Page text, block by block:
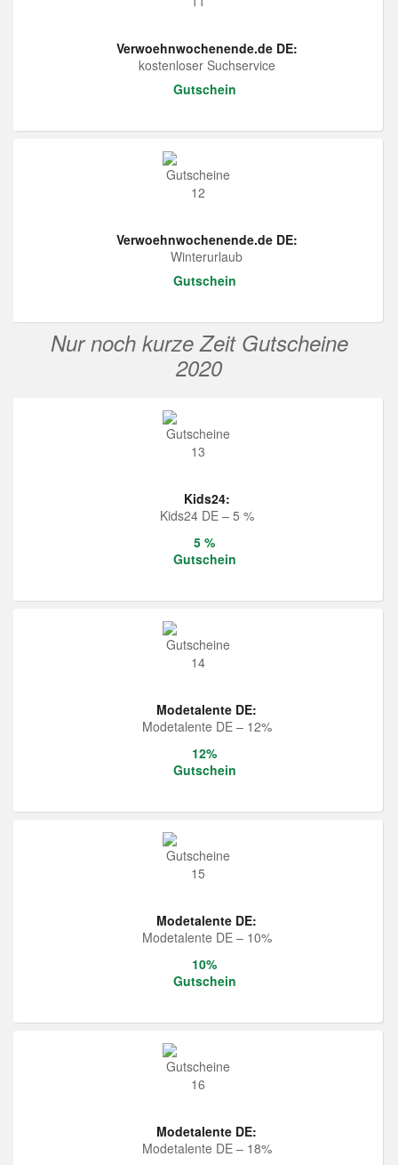
Verwoehnwochenende.de DE:
kostenloser Suchservice
Gutschein
Verwoehnwochenende.de DE:
Winterurlaub
Gutschein
Nur noch kurze Zeit Gutscheine
2020
Kids24:
Kids24 DE – 5 %
5 %
Gutschein
Modetalente DE:
Modetalente DE – 12%
12%
Gutschein
Modetalente DE:
Modetalente DE – 10%
10%
Gutschein
Modetalente DE:
Modetalente DE – 18%